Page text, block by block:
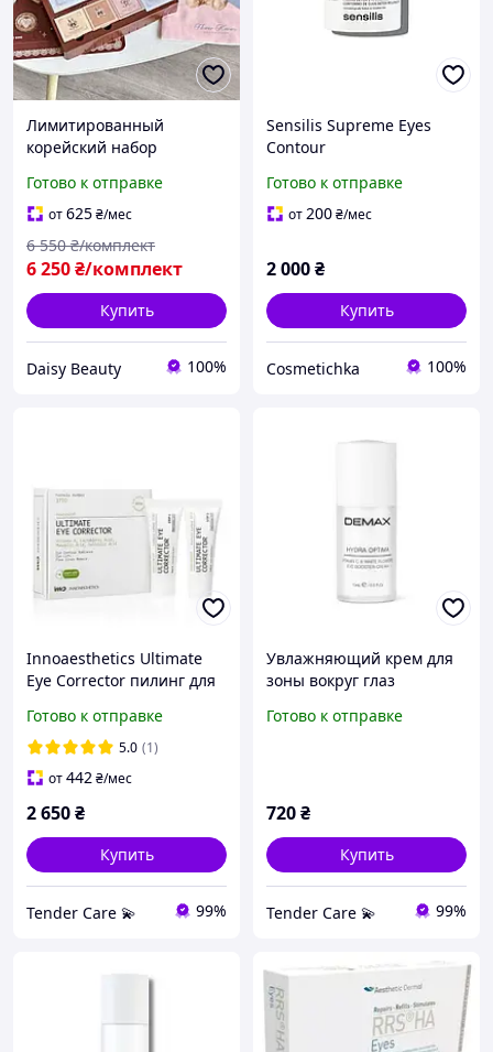
Лимитированный
корейский набор
The Sweetie Bear
Готово к отправке
от625₴/мес
6 250₴/комплект
6 550 ₴/комплект
Купить
Daisy Beauty 100%
Sensilis Supreme Eyes
Contour
для зоны вокруг глаз, 20
ml
Готово к отправке
от200₴/мес
2 000₴
Купить
Cosmetichka 100%
Innoaesthetics Ultimate
Eye Corrector пилинг для
Готово к отправке
5.0 (1)
от442₴/мес
2 650₴
Купить
Tender Care 💫 99%
Увлажняющий крем для
зоны вокруг глаз
цветы» Hydra Optima Vital
Готово к отправке
720₴
Купить
Tender Care 💫 99%